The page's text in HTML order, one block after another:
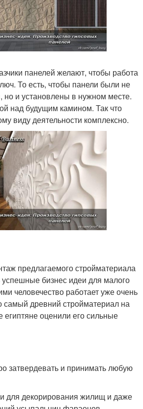
панелей желают, чтобы работа
То есть, чтобы панели были не
но и установлены в нужном месте.
над будущим камином. Так что
виду деятельности комплексно.
предлагаемого стройматериала
успешные бизнес идеи для малого
человечество работает уже очень
самый древний стройматериал на
оценили его сильные
затвердевать и принимать любую
для декорирования жилищ и даже